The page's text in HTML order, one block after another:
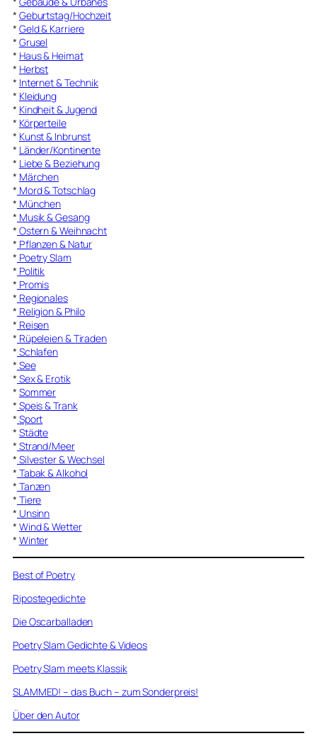
* Geburtstag/Hochzeit
* Geld & Karriere
* Grusel
* Haus & Heimat
* Herbst
* Internet & Technik
* Kleidung
* Kindheit & Jugend
* Körperteile
* Kunst & Inbrunst
* Länder/Kontinente
* Liebe & Beziehung
* Märchen
* Mord & Totschlag
* München
* Musik & Gesang
* Ostern & Weihnacht
* Pflanzen & Natur
* Poetry Slam
* Politik
* Promis
* Regionales
* Religion & Philo
* Reisen
* Rüpeleien & Tiraden
* Schlafen
* See
* Sex & Erotik
* Sommer
* Speis & Trank
* Sport
* Städte
* Strand/Meer
* Silvester & Wechsel
* Tabak & Alkohol
* Tanzen
* Tiere
* Unsinn
* Wind & Wetter
* Winter
Best of Poetry
Ripostegedichte
Die Oscarballaden
Poetry Slam Gedichte & Videos
Poetry Slam meets Klassik
SLAMMED! – das Buch – zum Sonderpreis!
Über den Autor